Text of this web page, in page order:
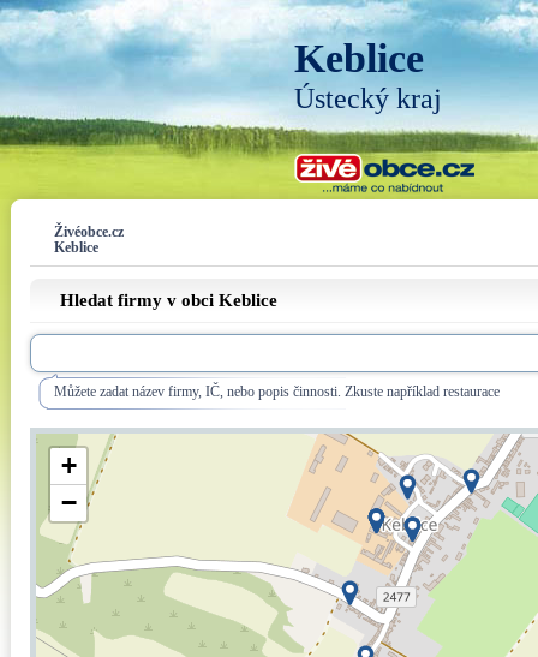
Keblice
Ústecký kraj
Živéobce.cz
Keblice
Hledat firmy v obci Keblice
Můžete zadat název firmy, IČ, nebo popis činnosti. Zkuste například restaurace
+
−